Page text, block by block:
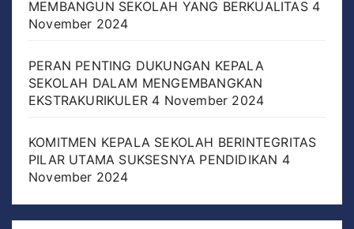
MEMBANGUN SEKOLAH YANG BERKUALITAS 4
November 2024
PERAN PENTING DUKUNGAN KEPALA
SEKOLAH DALAM MENGEMBANGKAN
EKSTRAKURIKULER 4 November 2024
KOMITMEN KEPALA SEKOLAH BERINTEGRITAS
PILAR UTAMA SUKSESNYA PENDIDIKAN 4
November 2024